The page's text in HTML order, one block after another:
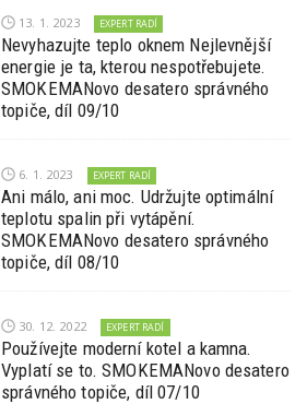
13. 1. 2023 EXPERT RADÍ
Nevyhazujte teplo oknem Nejlevnější
energie je ta, kterou nespotřebujete.
SMOKEMANovo desatero správného
topiče, díl 09/10
6. 1. 2023 EXPERT RADÍ
Ani málo, ani moc. Udržujte optimální
teplotu spalin při vytápění.
SMOKEMANovo desatero správného
topiče, díl 08/10
30. 12. 2022 EXPERT RADÍ
Používejte moderní kotel a kamna.
Vyplatí se to. SMOKEMANovo desatero
správného topiče, díl 07/10